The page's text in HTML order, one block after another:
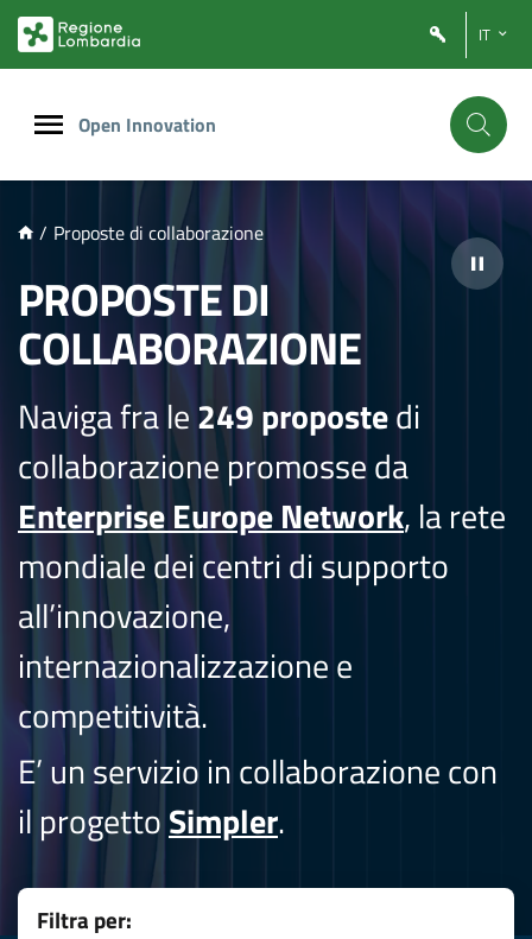
PRINCIPALE
IT
Open Innovation
/ Proposte di collaborazione
PROPOSTE DI
COLLABORAZIONE
Naviga fra le249 propostedi
collaborazione promosse da
Enterprise Europe Network, la rete
mondiale dei centri di supporto
all’innovazione,
internazionalizzazione e
competitività.
E’ un servizio in collaborazione con
il progettoSimpler.
Filtra per: